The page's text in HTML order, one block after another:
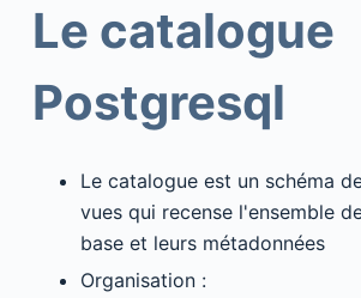
Le catalogue
Postgresql
Le catalogue est un schéma
vues qui recense l'ensemble
base et leurs métadonnées
Organisation :